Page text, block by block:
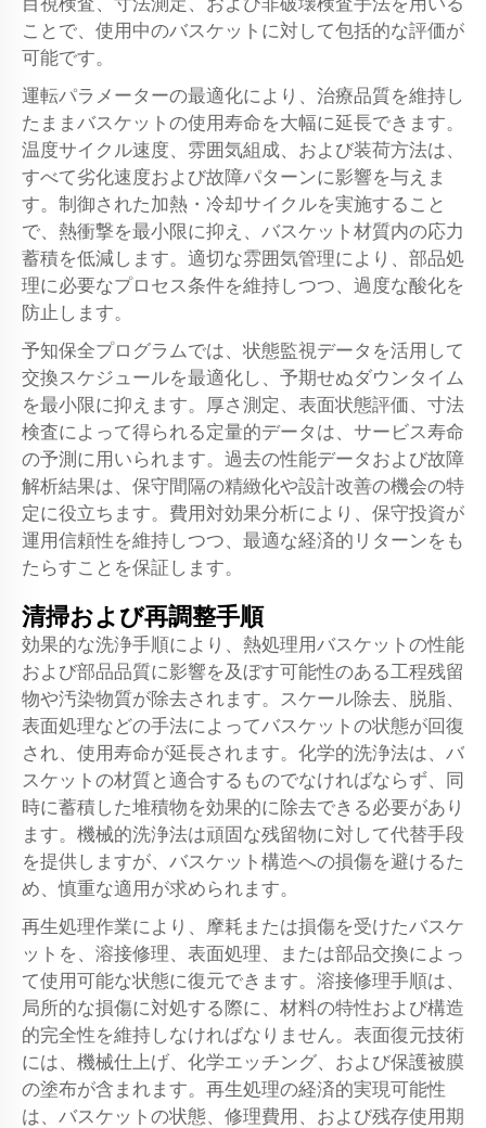
ことで、使用中のバスケットに対して包括的な評価が
可能です。
運転パラメーターの最適化により、治療品質を維持し
たままバスケットの使用寿命を大幅に延長できます。
温度サイクル速度、雰囲気組成、および装荷方法は、
すべて劣化速度および故障パターンに影響を与えま
す。制御された加熱・冷却サイクルを実施すること
で、熱衝撃を最小限に抑え、バスケット材質内の応力
蓄積を低減します。適切な雰囲気管理により、部品処
理に必要なプロセス条件を維持しつつ、過度な酸化を
防止します。
予知保全プログラムでは、状態監視データを活用して
交換スケジュールを最適化し、予期せぬダウンタイム
を最小限に抑えます。厚さ測定、表面状態評価、寸法
検査によって得られる定量的データは、サービス寿命
の予測に用いられます。過去の性能データおよび故障
解析結果は、保守間隔の精緻化や設計改善の機会の特
定に役立ちます。費用対効果分析により、保守投資が
運用信頼性を維持しつつ、最適な経済的リターンをも
たらすことを保証します。
清掃および再調整手順
効果的な洗浄手順により、熱処理用バスケットの性能
および部品品質に影響を及ぼす可能性のある工程残留
物や汚染物質が除去されます。スケール除去、脱脂、
表面処理などの手法によってバスケットの状態が回復
され、使用寿命が延長されます。化学的洗浄法は、バ
スケットの材質と適合するものでなければならず、同
時に蓄積した堆積物を効果的に除去できる必要があり
ます。機械的洗浄法は頑固な残留物に対して代替手段
を提供しますが、バスケット構造への損傷を避けるた
め、慎重な適用が求められます。
再生処理作業により、摩耗または損傷を受けたバスケ
ットを、溶接修理、表面処理、または部品交換によっ
て使用可能な状態に復元できます。溶接修理手順は、
局所的な損傷に対処する際に、材料の特性および構造
的完全性を維持しなければなりません。表面復元技術
には、機械仕上げ、化学エッチング、および保護被膜
の塗布が含まれます。再生処理の経済的実現可能性
は、バスケットの状態、修理費用、および残存使用期